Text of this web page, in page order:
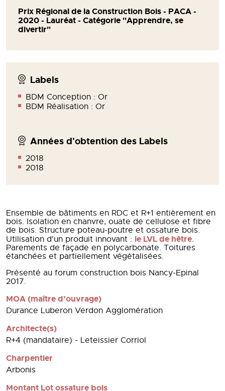
Prix Régional de la Construction Bois - PACA -
2020 - Lauréat - Catégorie "Apprendre, se
divertir"
Labels
BDM Conception : Or
BDM Réalisation : Or
Années d'obtention des Labels
2018
2018
Ensemble de bâtiments en RDC et R+1 entièrement en
bois. Isolation en chanvre, ouate de cellulose et fibre
de bois. Structure poteau-poutre et ossature bois.
Utilisation d'un produit innovant : le LVL de hêtre.
Parements de façade en polycarbonate. Toitures
étanchées et partiellement végétalisées.
Présenté au forum construction bois Nancy-Epinal
2017.
MOA (maître d’ouvrage)
Durance Luberon Verdon Agglomération
Architecte(s)
R+4 (mandataire) - Leteissier Corriol
Charpentier
Arbonis
Montant Lot ossature bois